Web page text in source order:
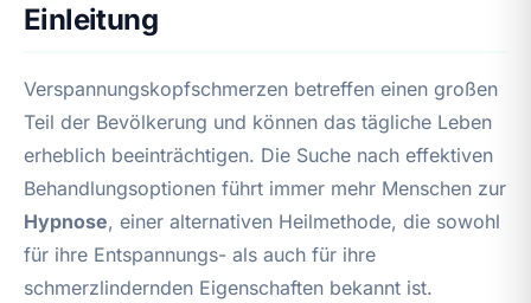
Einleitung
Verspannungskopfschmerzen betreffen einen großen
Teil der Bevölkerung und können das tägliche Leben
erheblich beeinträchtigen. Die Suche nach effektiven
Behandlungsoptionen führt immer mehr Menschen zur
Hypnose, einer alternativen Heilmethode, die sowohl
für ihre Entspannungs- als auch für ihre
schmerzlindernden Eigenschaften bekannt ist.